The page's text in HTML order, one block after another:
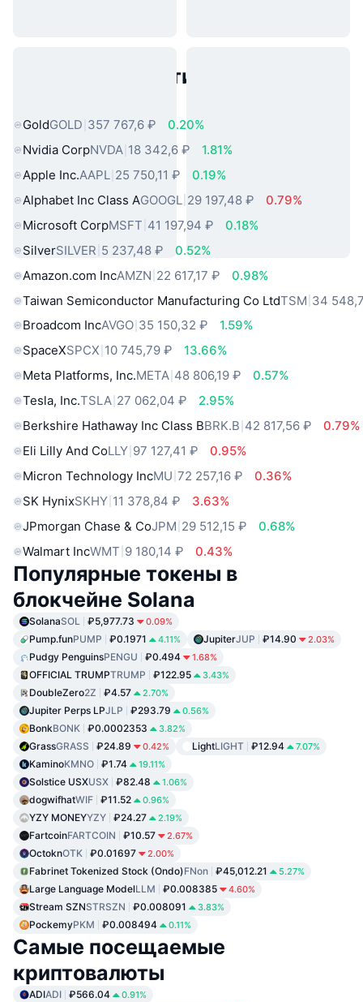
Популярные активы реального
GoldGOLD 357 767,6 ₽
0.20%
Nvidia CorpNVDA 18 342,6 ₽
1.81%
Apple Inc.AAPL 25 750,11 ₽
0.19%
Alphabet Inc Class AGOOGL 29 197,48 ₽
0.79%
Microsoft CorpMSFT 41 197,94 ₽
0.18%
SilverSILVER 5 237,48 ₽
0.52%
Amazon.com IncAMZN 22 617,17 ₽
0.98%
Taiwan Semiconductor Manufacturing Co LtdTSM 34
Broadcom IncAVGO 35 150,32 ₽
1.59%
SpaceXSPCX 10 745,79 ₽
13.66%
Meta Platforms, Inc.META 48 806,19 ₽
0.57%
Tesla, Inc.TSLA 27 062,04 ₽
2.95%
Berkshire Hathaway Inc Class BBRK.B 42 817,56 ₽
0.79%
Eli Lilly And CoLLY 97 127,41 ₽
0.95%
Micron Technology IncMU 72 257,16 ₽
0.36%
SK HynixSKHY 11 378,84 ₽
3.63%
JPmorgan Chase & CoJPM 29 512,15 ₽
0.68%
Walmart IncWMT 9 180,14 ₽ 0.43%
Популярные токены в
блокчейне Solana
SolanaSOL ₽5,977.73 0.09%
Pump.funPUMP ₽0.1971 4.11% JupiterJUP ₽14.90 2.03%
Pudgy PenguinsPENGU ₽0.494 1.68%
OFFICIAL TRUMPTRUMP ₽122.95 3.43%
DoubleZero2Z ₽4.57 2.70%
Jupiter Perps LPJLP ₽293.79 0.56%
BonkBONK ₽0.0002353 3.82%
GrassGRASS ₽24.89 0.42% LightLIGHT ₽12.94 7.07%
KaminoKMNO ₽1.74 19.11%
Solstice USXUSX ₽82.48 1.06%
dogwifhatWIF ₽11.52 0.96%
YZY MONEYYZY ₽24.27 2.19%
FartcoinFARTCOIN ₽10.57 2.67%
OctoknOTK ₽0.01697 2.00%
Fabrinet Tokenized Stock (Ondo)FNon ₽45,012.21 5.27%
Large Language ModelLLM ₽0.008385 4.60%
Stream SZNSTRSZN ₽0.008091 3.83%
PockemyPKM ₽0.008494 0.11%
Самые посещаемые
криптовалюты
ADIADI ₽566.04 0.91%